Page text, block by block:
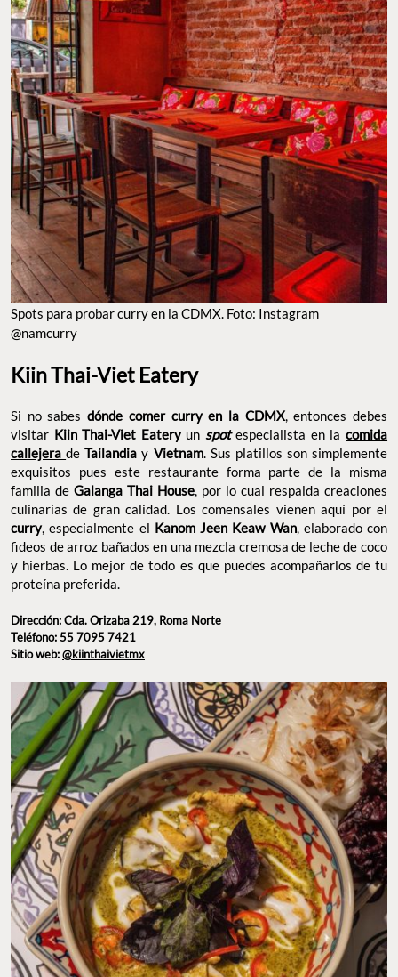
SPOTS PARA PROBAR CURRY EN LA CDMX. FOTO: INSTAGRAM @NAMCURRY
Kiin Thai-Viet Eatery
Si no sabesdónde comer curry en la CDMX, entonces debes
visitarKiin Thai-Viet Eateryunspotespecialista en lacomida
callejeradeTailandia yVietnam. Sus platillos son simplemente
exquisitos pues este restaurante forma parte de la misma
familia deGalanga Thai House, por lo cual respalda creaciones
culinarias de gran calidad. Los comensales vienen aquí por el
curry , especialmente el Kanom Jeen Keaw Wan, elaborado con
fideos de arroz bañados en una mezcla cremosa de leche de coco
y hierbas. Lo mejor de todo es que puedes acompañarlos de tu
proteína preferida.
Dirección: Cda. Orizaba 219, Roma Norte
Teléfono: 55 7095 7421
CURRY KANOM JEEN KEAW WAN. FOTO: INSTAGRAM @KIINTHAIVIETMX